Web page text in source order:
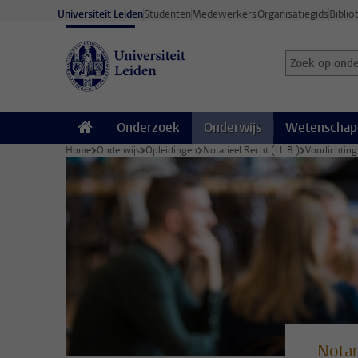
Ga direct naar de inhoud
Universiteit LeidenStudentenMedewerkersOrganisatiegids
Zoek op
Zoekterm
Onderzoek Onderwijs
Home Onderwijs Opleidingen Notarieel Recht (LL.B.)